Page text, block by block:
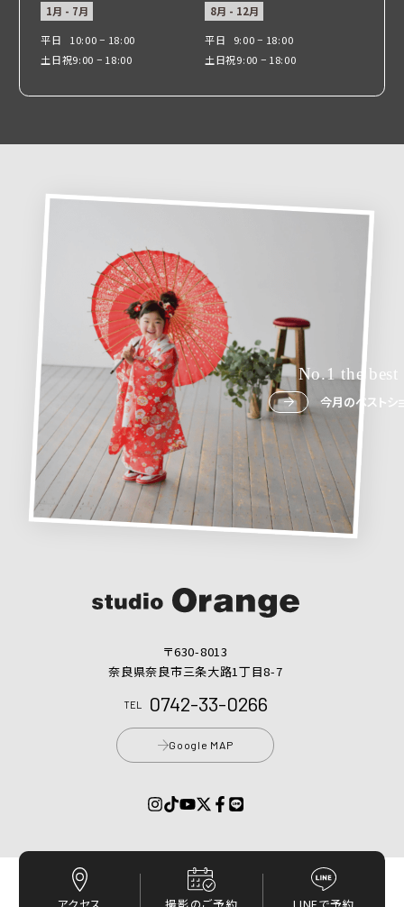
1月 - 7月
平日
10:00 − 18:00
土日祝9:00 − 18:00
8月 - 12月
平日
9:00 − 18:00
土日祝9:00 − 18:00
〒630-8013
奈良県奈良市三条大路1丁目8-7
TEL 0742-33-0266
Google MAP
No.1 the best
今月のベストシ
© 2017 - 2026 スタジオオレンジ
プライバシーポリシー